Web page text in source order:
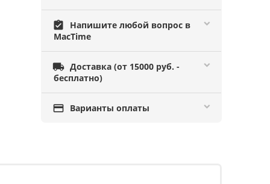
assignment_turned_in
Напишите любой вопрос в
MacTime
 Доставка (от 15000 руб. -
бесплатно)
 Варианты оплаты